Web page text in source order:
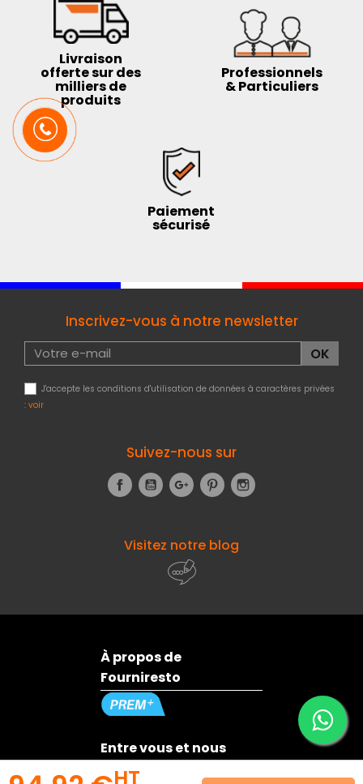
HT
Livraison
offerte sur des
milliers de
produits
Professionnels
& Particuliers
Paiement
sécurisé
Inscrivez-vous à notre newsletter
J'accepte les conditions d'utilisation de données à caractères privées
: voir
Suivez-nous sur
FacebookYouTubeGoogle+Pinterest
Visitez notre blog
À propos de
Fourniresto
Entre vous et nous